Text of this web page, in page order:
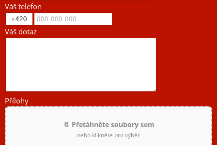
Váš telefon
Váš dotaz
Přílohy
📎 Přetáhněte soubory sem
nebo klikněte pro výběr